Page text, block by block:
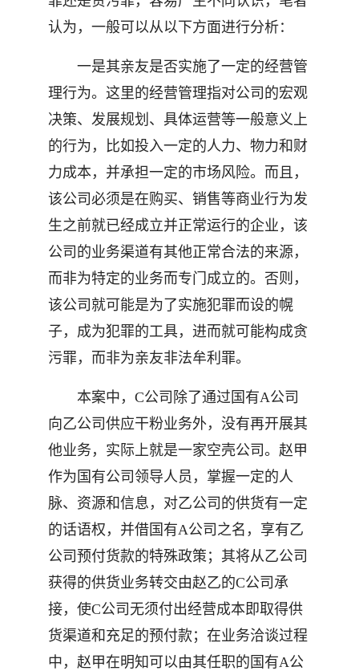
认为，一般可以从以下方面进行分析：
一是其亲友是否实施了一定的经营管
理行为。这里的经营管理指对公司的宏观
决策、发展规划、具体运营等一般意义上
的行为，比如投入一定的人力、物力和财
力成本，并承担一定的市场风险。而且，
该公司必须是在购买、销售等商业行为发
生之前就已经成立并正常运行的企业，该
公司的业务渠道有其他正常合法的来源，
而非为特定的业务而专门成立的。否则，
该公司就可能是为了实施犯罪而设的幌
子，成为犯罪的工具，进而就可能构成贪
污罪，而非为亲友非法牟利罪。
本案中，C公司除了通过国有A公司
向乙公司供应干粉业务外，没有再开展其
他业务，实际上就是一家空壳公司。赵甲
作为国有公司领导人员，掌握一定的人
脉、资源和信息，对乙公司的供货有一定
的话语权，并借国有A公司之名，享有乙
公司预付货款的特殊政策；其将从乙公司
获得的供货业务转交由赵乙的C公司承
接，使C公司无须付出经营成本即取得供
货渠道和充足的预付款；在业务洽谈过程
中，赵甲在明知可以由其任职的国有A公